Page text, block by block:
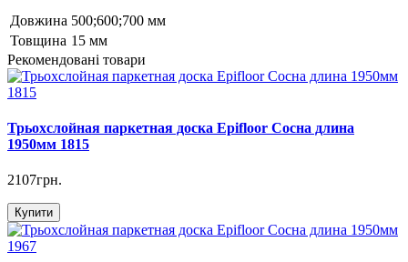
Довжина 500;600;700 мм
Товщина 15 мм
Рекомендовані товари
Трьохслойная паркетная доска Еpifloor Сосна длина
1950мм 1815
2107грн.
Купити